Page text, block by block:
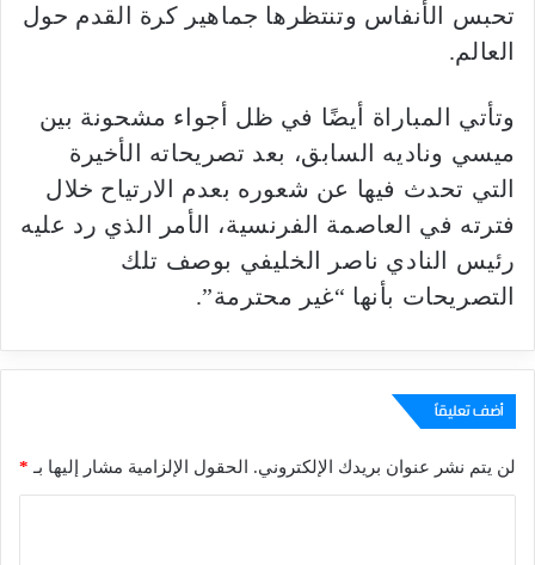
تحبس الأنفاس وتنتظرها جماهير كرة القدم حول
العالم.
وتأتي المباراة أيضًا في ظل أجواء مشحونة بين
ميسي وناديه السابق، بعد تصريحاته الأخيرة
التي تحدث فيها عن شعوره بعدم الارتياح خلال
فترته في العاصمة الفرنسية، الأمر الذي رد عليه
رئيس النادي ناصر الخليفي بوصف تلك
التصريحات بأنها “غير محترمة”.
أضف تعليقاً
لن يتم نشر عنوان بريدك الإلكتروني. الحقول الإلزامية مشار إليها بـ *